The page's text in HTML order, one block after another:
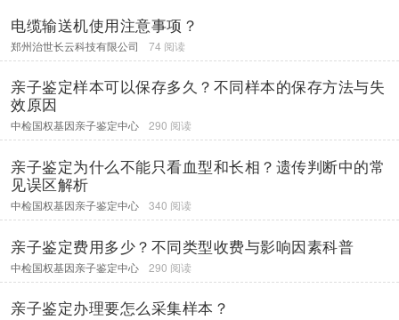
电缆输送机使用注意事项？
郑州治世长云科技有限公司 74 阅读
亲子鉴定样本可以保存多久？不同样本的保存方法与失
效原因
中检国权基因亲子鉴定中心 290 阅读
亲子鉴定为什么不能只看血型和长相？遗传判断中的常
见误区解析
中检国权基因亲子鉴定中心 340 阅读
亲子鉴定费用多少？不同类型收费与影响因素科普
中检国权基因亲子鉴定中心 290 阅读
亲子鉴定办理要怎么采集样本？